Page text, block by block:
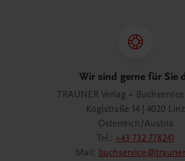
Wir sind gerne für Sie
TRAUNER Verlag +
Köglstraße 14 | 4020 Linz
Österreich/Austria
Tel.: +43 732 778241
Mail: